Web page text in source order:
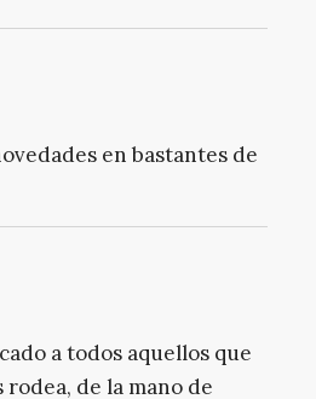
en bastantes de
a todos aquellos que
de la mano de